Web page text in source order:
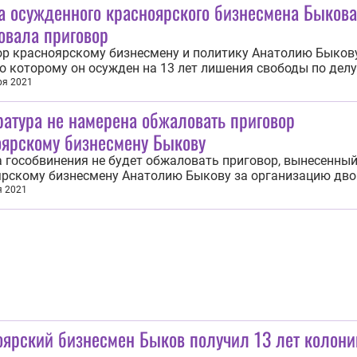
криминального авторитета...
осужденного красноярского бизнесмена Быкова
приговор
красноярскому бизнесмену и политику Анатолию
которому он осужден на 13 лет лишения свободы по
двойного убийства в 1994 году, обжаловала его
сообщил адвокат бизнесмена Алексей
— ред.)», —...
2021
не намерена обжаловать приговор
бизнесмену Быкову
гособвинения не будет обжаловать приговор,
бизнесмену Анатолию Быкову за организацию
в 1994 году. Об этом заявили в региональном надзорном
7 сентября. Читайте также: Бизнесмену Быкову
2021
бизнесмен Быков получил 13 лет